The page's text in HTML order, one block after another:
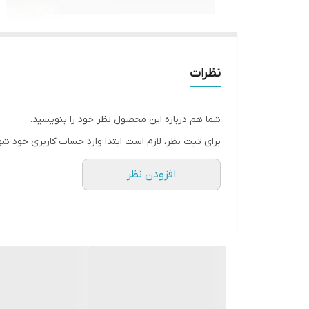
نظرات
شما هم درباره این محصول نظر خود را بنویسید.
برای ثبت نظر، لازم است ابتدا وارد حساب کاربری خود
افزودن نظر